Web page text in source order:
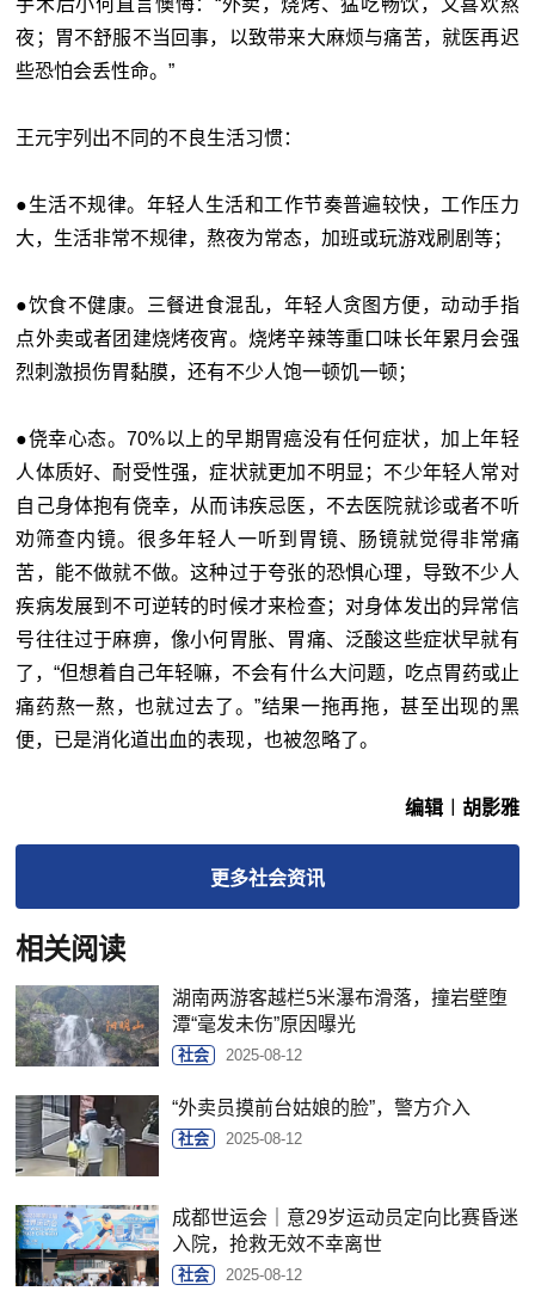
手术后小何直言懊悔：“外卖，烧烤、猛吃畅饮，又喜欢熬
夜；胃不舒服不当回事，以致带来大麻烦与痛苦，就医再迟
些恐怕会丢性命。”
王元宇列出不同的不良生活习惯：
●生活不规律。年轻人生活和工作节奏普遍较快，工作压力
大，生活非常不规律，熬夜为常态，加班或玩游戏刷剧等；
●饮食不健康。三餐进食混乱，年轻人贪图方便，动动手指
点外卖或者团建烧烤夜宵。烧烤辛辣等重口味长年累月会强
烈刺激损伤胃黏膜，还有不少人饱一顿饥一顿；
●侥幸心态。70%以上的早期胃癌没有任何症状，加上年轻
人体质好、耐受性强，症状就更加不明显；不少年轻人常对
自己身体抱有侥幸，从而讳疾忌医，不去医院就诊或者不听
劝筛查内镜。很多年轻人一听到胃镜、肠镜就觉得非常痛
苦，能不做就不做。这种过于夸张的恐惧心理，导致不少人
疾病发展到不可逆转的时候才来检查；对身体发出的异常信
号往往过于麻痹，像小何胃胀、胃痛、泛酸这些症状早就有
了，“但想着自己年轻嘛，不会有什么大问题，吃点胃药或止
痛药熬一熬，也就过去了。”结果一拖再拖，甚至出现的黑
便，已是消化道出血的表现，也被忽略了。
编辑︱胡影雅
更多社会资讯
相关阅读
湖南两游客越栏5米瀑布滑落，撞岩壁堕
潭“毫发未伤”原因曝光
社会 2025-08-12
“外卖员摸前台姑娘的脸”，警方介入
社会 2025-08-12
成都世运会｜意29岁运动员定向比赛昏迷
入院，抢救无效不幸离世
社会 2025-08-12